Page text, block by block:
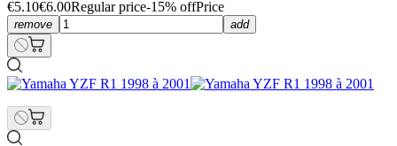
€5.10€6.00Regular price-15% offPrice
remove add